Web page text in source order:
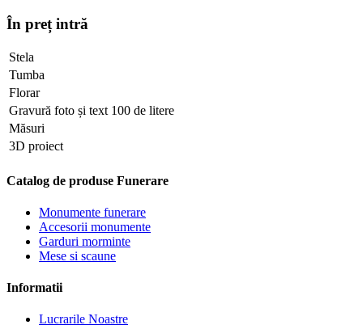
În preț intră
Stela
Tumba
Florar
Gravură foto și text 100 de litere
Măsuri
3D proiect
Catalog de produse Funerare
Monumente funerare
Accesorii monumente
Garduri morminte
Mese si scaune
Informatii
Lucrarile Noastre